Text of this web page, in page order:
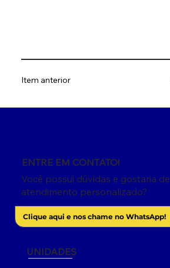
Item anterior
Você possui dúvidas e gostaria de
atendimento personalizado?
ENTRE EM CONTATO!
Clique aqui e nos chame no WhatsApp!
UNIDADES